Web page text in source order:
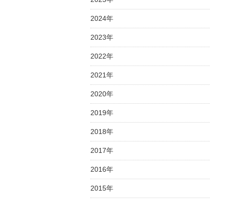
2024年
2023年
2022年
2021年
2020年
2019年
2018年
2017年
2016年
2015年